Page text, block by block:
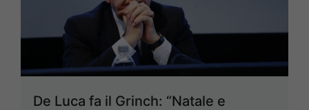
De Luca fa il Grinch: “Natale e